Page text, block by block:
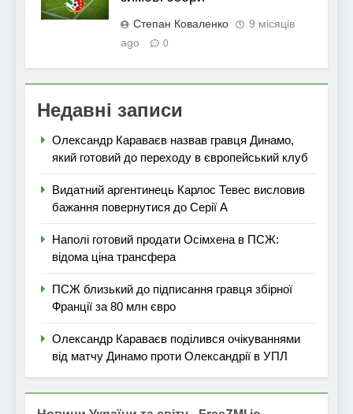
Степан Коваленко
9 місяців
ago
0
Недавні записи
Олександр Караваєв назвав гравця Динамо,
який готовий до переходу в європейський клуб
Видатний аргентинець Карлос Тевес висловив
бажання повернутися до Серії А
Наполі готовий продати Осімхена в ПСЖ:
відома ціна трансфера
ПСЖ близький до підписання гравця збірної
Франції за 80 млн євро
Олександр Караваєв поділився очікуваннями
від матчу Динамо проти Олександрії в УПЛ